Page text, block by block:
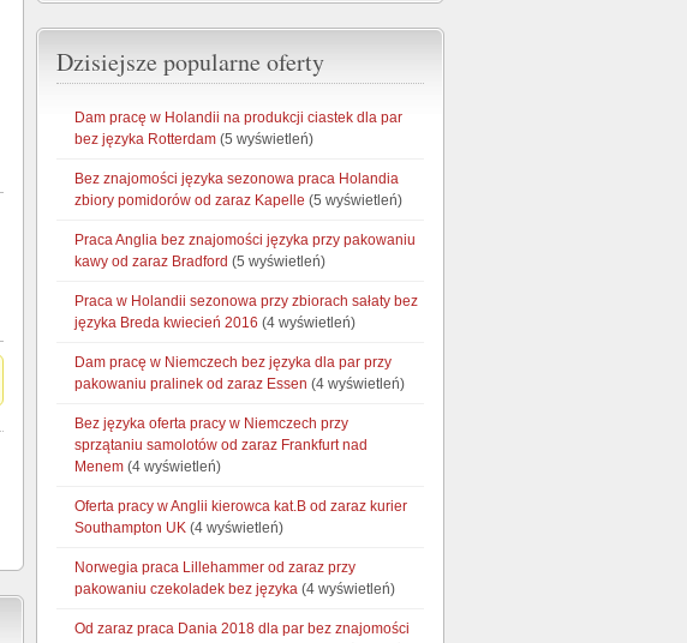
Dzisiejsze popularne oferty
Dam pracę w Holandii na produkcji ciastek dla par
bez języka Rotterdam (5 wyświetleń)
Bez znajomości języka sezonowa praca Holandia
zbiory pomidorów od zaraz Kapelle (5 wyświetleń)
Praca Anglia bez znajomości języka przy pakowaniu
kawy od zaraz Bradford (5 wyświetleń)
Praca w Holandii sezonowa przy zbiorach sałaty bez
języka Breda kwiecień 2016 (4 wyświetleń)
Dam pracę w Niemczech bez języka dla par przy
pakowaniu pralinek od zaraz Essen (4 wyświetleń)
Bez języka oferta pracy w Niemczech przy
sprzątaniu samolotów od zaraz Frankfurt nad
Menem (4 wyświetleń)
Oferta pracy w Anglii kierowca kat.B od zaraz kurier
Southampton UK (4 wyświetleń)
Norwegia praca Lillehammer od zaraz przy
pakowaniu czekoladek bez języka (4 wyświetleń)
Od zaraz praca Dania 2018 dla par bez znajomości